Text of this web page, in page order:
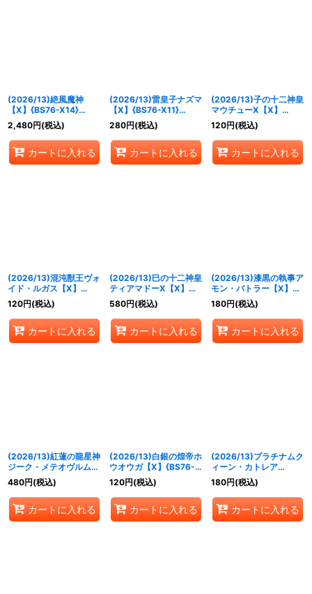
(2026/13)絶風魔神
【X】{BS76-X14}
《多》
2,480円(税込)
カートに入れる
(2026/13)雷皇子ナズマ
【X】{BS76-X11}
《黄》
280円(税込)
カートに入れる
(2026/13)子の十二神皇
マウチューX【X】
{BS76-X10}《黄》
120円(税込)
カートに入れる
(2026/13)混沌獣王ヴォ
イド・ルガス【X】
{BS76-X13}《青》
120円(税込)
カートに入れる
(2026/13)巳の十二神皇
ティアマドーX【X】
{BS76-X03}《紫》
580円(税込)
カートに入れる
(2026/13)漆黒の執事ア
モン・バトラー【X】
{BS76-X04}《紫》
180円(税込)
カートに入れる
(2026/13)紅蓮の龍星神
ジーク・メテオヴルム
【X】{BS76-X01}
《赤》
480円(税込)
カートに入れる
(2026/13)白銀の煌帝ホ
ウオウガ【X】{BS76-
X09}《白》
120円(税込)
カートに入れる
(2026/13)プラチナムク
ィーン・カトレア
【AX】{BS76-AX03}
《白》
180円(税込)
カートに入れる